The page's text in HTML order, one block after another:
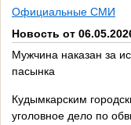
Официальные СМИ
Новость от
Мужчина наказан за
пасынка
Кудымкарским
уголовное дело по